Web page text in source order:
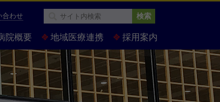
院概要 地域医療連携 採用案内
合わせ 検索